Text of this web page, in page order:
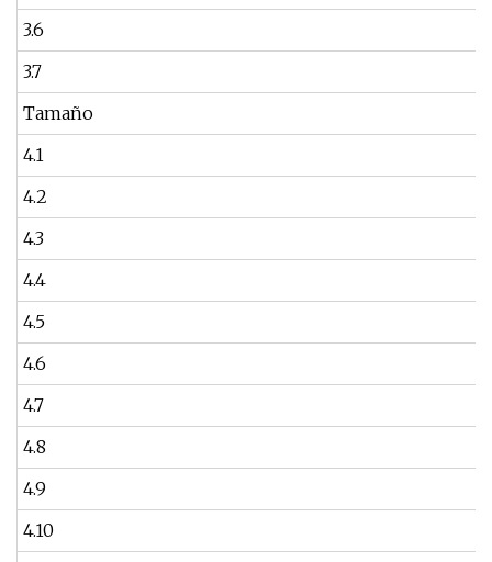
3.6
3.7
Tamaño
4.1
4.2
4.3
4.4
4.5
4.6
4.7
4.8
4.9
4.10